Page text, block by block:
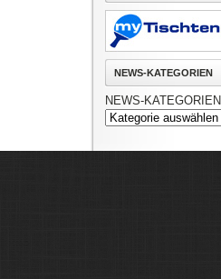
NEWS-KATEGORIEN
NEWS-KATEGORIEN